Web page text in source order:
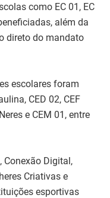
como EC 01, EC
além da
direto do mandato
escolares foram
CED 02, CEF
e CEM 01, entre
Conexão Digital,
Criativas e
esportivas